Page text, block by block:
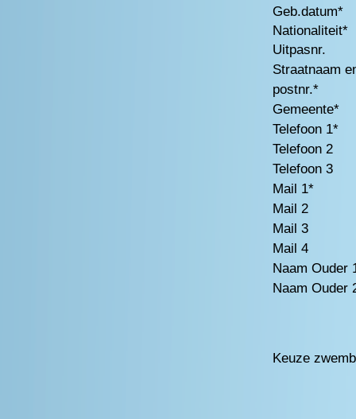
Geb.datum*
Nationaliteit*
Uitpasnr.
Straatnaam
postnr.*
Gemeente*
Telefoon 1*
Telefoon 2
Telefoon 3
Mail 1*
Mail 2
Mail 3
Mail 4
Naam Ouder
Naam Ouder
Keuze